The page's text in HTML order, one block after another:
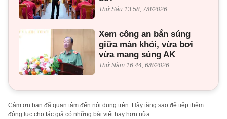
Thứ Sáu 13:58, 7/8/2026
Xem công an bắn súng
giữa màn khói, vừa bơi
vừa mang súng AK
Thứ Năm 16:44, 6/8/2026
Cảm ơn bạn đã quan tâm đến nội dung trên. Hãy tặng sao để tiếp thêm
động lực cho tác giả có những bài viết hay hơn nữa.